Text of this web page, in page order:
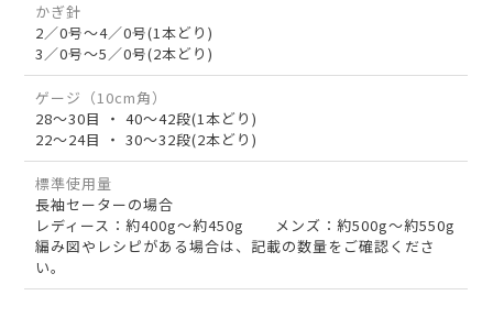
かぎ針
2／0号～4／0号(1本どり)
3／0号～5／0号(2本どり)
ゲージ（10cm角）
28～30目 ・ 40～42段(1本どり)
22～24目 ・ 30～32段(2本どり)
標準使用量
長袖セーターの場合
レディース：約400g～約450g メンズ：約500g～約550g
編み図やレシピがある場合は、記載の数量をご確認くださ
い。